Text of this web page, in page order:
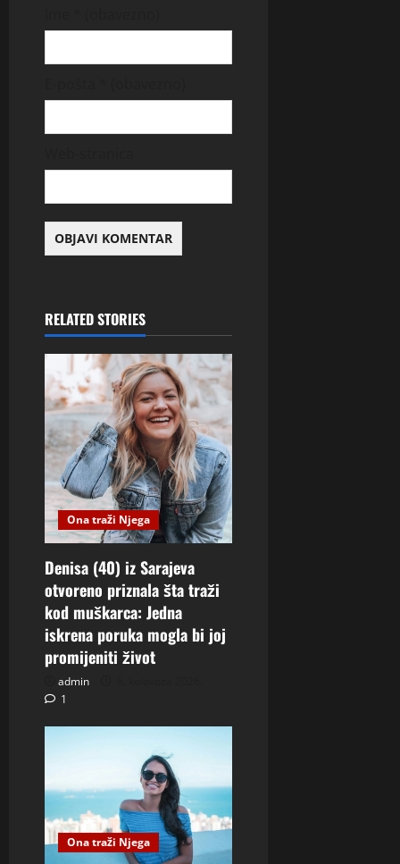
RELATED STORIES
Ona traži Njega
Denisa (40) iz Sarajeva
otvoreno priznala šta traži
kod muškarca: Jedna
iskrena poruka mogla bi joj
promijeniti život
admin
1
Ona traži Njega